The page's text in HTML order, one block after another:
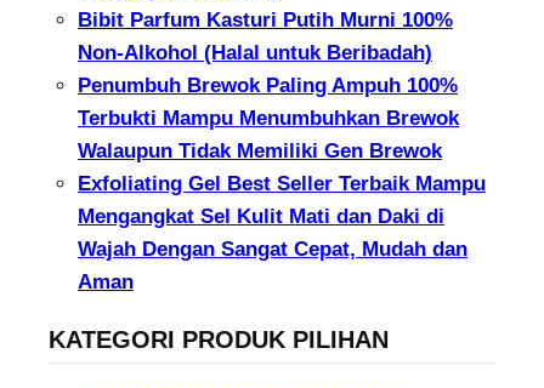
Bibit Parfum Kasturi Putih Murni 100%
Non-Alkohol (Halal untuk Beribadah)
Penumbuh Brewok Paling Ampuh 100%
Terbukti Mampu Menumbuhkan Brewok
Walaupun Tidak Memiliki Gen Brewok
Exfoliating Gel Best Seller Terbaik Mampu
Mengangkat Sel Kulit Mati dan Daki di
Wajah Dengan Sangat Cepat, Mudah dan
Aman
KATEGORI PRODUK PILIHAN